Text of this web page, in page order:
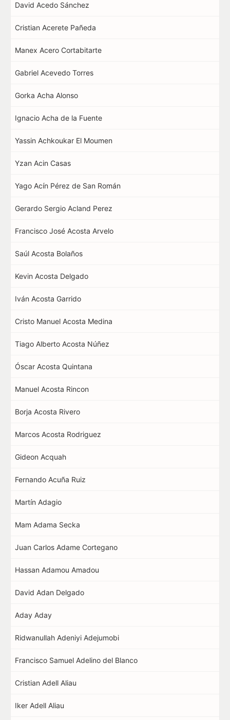
David Acedo Sánchez
Cristian Acerete Pañeda
Manex Acero Cortabitarte
Gabriel Acevedo Torres
Gorka Acha Alonso
Ignacio Acha de la Fuente
Yassin Achkoukar El Moumen
Yzan Acin Casas
Yago Acín Pérez de San Román
Gerardo Sergio Acland Perez
Francisco José Acosta Arvelo
Saúl Acosta Bolaños
Kevin Acosta Delgado
Iván Acosta Garrido
Cristo Manuel Acosta Medina
Tiago Alberto Acosta Núñez
Óscar Acosta Quintana
Manuel Acosta Rincon
Borja Acosta Rivero
Marcos Acosta Rodriguez
Gideon Acquah
Fernando Acuña Ruiz
Martín Adagio
Mam Adama Secka
Juan Carlos Adame Cortegano
Hassan Adamou Amadou
David Adan Delgado
Aday Aday
Ridwanullah Adeniyi Adejumobi
Francisco Samuel Adelino del Blanco
Cristian Adell Aliau
Iker Adell Aliau